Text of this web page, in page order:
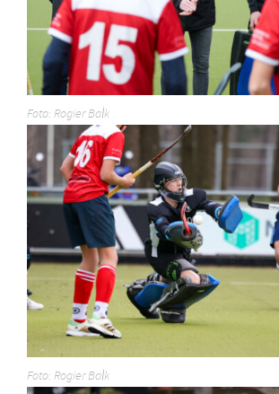
Foto: Rogier Balk
Foto: Rogier Balk